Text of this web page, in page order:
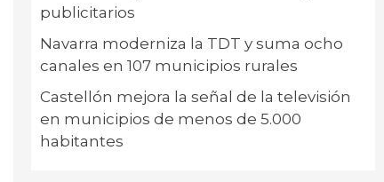
publicitarios
Navarra moderniza la TDT y suma ocho
canales en 107 municipios rurales
Castellón mejora la señal de la televisión
en municipios de menos de 5.000
habitantes